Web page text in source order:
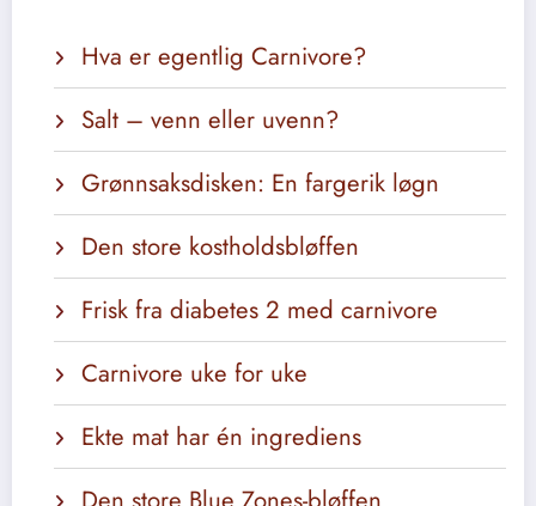
Hva er egentlig Carnivore?
Salt – venn eller uvenn?
Grønnsaksdisken: En fargerik løgn
Den store kostholdsbløffen
Frisk fra diabetes 2 med carnivore
Carnivore uke for uke
Ekte mat har én ingrediens